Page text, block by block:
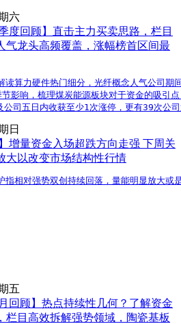
六
度回顾】直击主力买卖思路，栏目
气龙头高频覆盖，涨幅榜首区间最
算力硬件热门细分，光纤概念人气公司期
影响，梳理煤炭能源板块对于资金的吸引
日
增量资金入场超跌方向走强 下周关
大以改变市场结构性行情
指相对强势双创持续回落，量能明显放大
五
回顾】热点持续性几何？了解资金
栏目高效拆解强势领域，陶瓷基板